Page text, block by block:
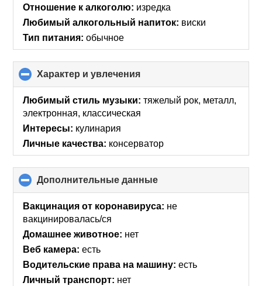
Отношение к алкоголю: изредка
Любимый алкогольный напиток: виски
Тип питания: обычное
Характер и увлечения
to
collapse
Любимый стиль музыки: тяжелый рок, металл,
электронная, классическая
Интересы: кулинария
Личные качества: консерватор
Дополнительные данные
to
collapse
Вакцинация от коронавируса: не
вакцинировалась/ся
Домашнее животное: нет
Веб камера: есть
Водительские права на машину: есть
Личный транспорт: нет